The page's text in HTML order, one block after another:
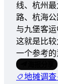
线、杭州
路、杭海
与九堡客
这就是比
一个参考
地摊调查